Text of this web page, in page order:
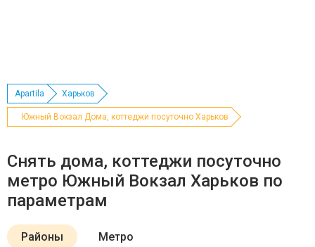
Apartila Харьков
Южный Вокзал Дома, коттеджи посуточно Харьков
Снять дома, коттеджи посуточно
метро Южный Вокзал Харьков по
параметрам
Районы Метро